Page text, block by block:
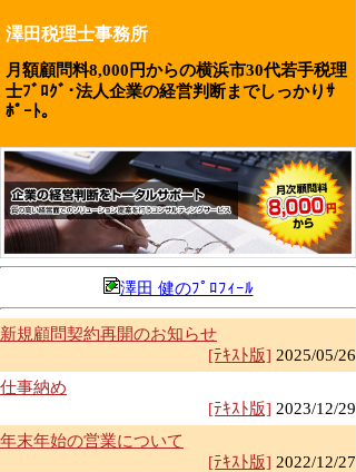
澤田税理士事務所
月額顧問料8,000円からの横浜市30代若手税理
士ﾌﾞﾛｸﾞ･法人企業の経営判断までしっかりｻ
ﾎﾟｰﾄ｡
澤田 健のﾌﾟﾛﾌｨｰﾙ
新規顧問契約再開のお知らせ
[ﾃｷｽﾄ版] 2025/05/26
仕事納め
[ﾃｷｽﾄ版] 2023/12/29
年末年始の営業について
[ﾃｷｽﾄ版] 2022/12/27